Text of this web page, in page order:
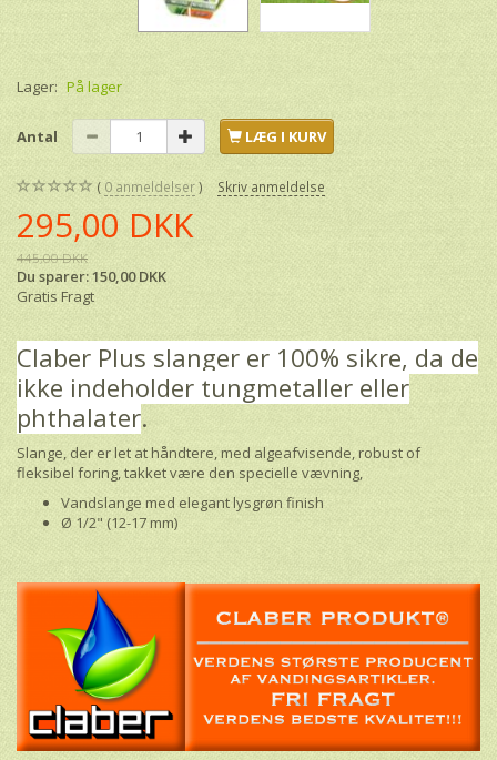
Lager: På lager
Antal LÆG I KURV
0 anmeldelser Skriv anmeldelse
295,00 DKK
445,00 DKK
Du sparer:150,00 DKK
Gratis Fragt
Claber Plus slanger er 100% sikre, da de
ikke indeholder tungmetaller eller
phthalater.
Slange, der er let at håndtere, med algeafvisende, robust of
fleksibel foring, takket være den specielle vævning,
Vandslange med elegant lysgrøn finish
Ø 1/2" (12-17 mm)